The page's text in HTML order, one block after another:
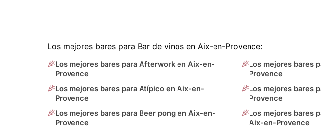
Los mejores bares para Bar de vinos en Aix-en-Provence:
Los mejores bares para Afterwork en Aix-en-
Provence
Los mejores bares
Provence
Los mejores bares para Atípico en Aix-en-
Provence
Los mejores bares
Provence
Los mejores bares para Beer pong en Aix-en-
Provence
Los mejores bares
Aix-en-Provence